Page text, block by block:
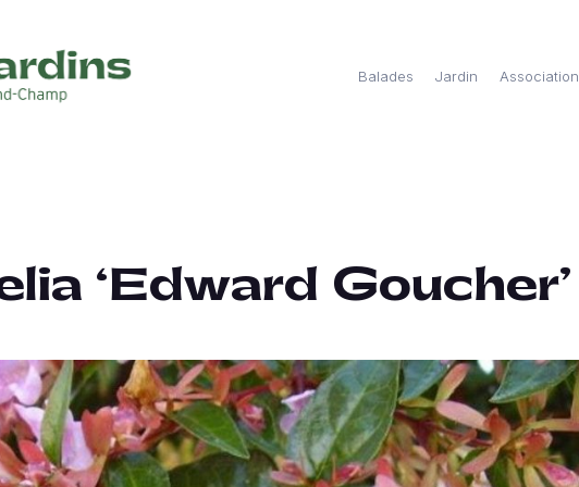
Balades Jardin Association
‘Edward Goucher’